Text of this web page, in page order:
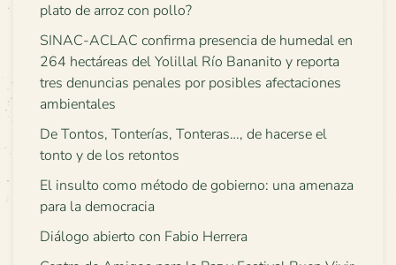
plato de arroz con pollo?
SINAC-ACLAC confirma presencia de humedal en
264 hectáreas del Yolillal Río Bananito y reporta
tres denuncias penales por posibles afectaciones
ambientales
De Tontos, Tonterías, Tonteras…, de hacerse el
tonto y de los retontos
El insulto como método de gobierno: una amenaza
para la democracia
Diálogo abierto con Fabio Herrera